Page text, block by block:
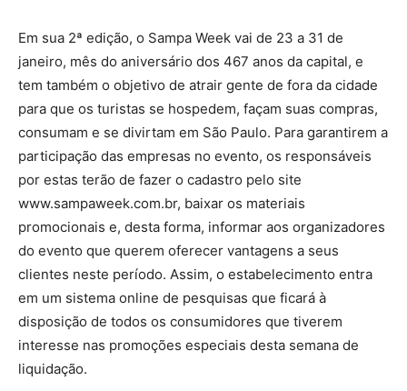
Em sua 2ª edição, o Sampa Week vai de 23 a 31 de
janeiro, mês do aniversário dos 467 anos da capital, e
tem também o objetivo de atrair gente de fora da cidade
para que os turistas se hospedem, façam suas compras,
consumam e se divirtam em São Paulo. Para garantirem a
participação das empresas no evento, os responsáveis
por estas terão de fazer o cadastro pelo site
www.sampaweek.com.br, baixar os materiais
promocionais e, desta forma, informar aos organizadores
do evento que querem oferecer vantagens a seus
clientes neste período. Assim, o estabelecimento entra
em um sistema online de pesquisas que ficará à
disposição de todos os consumidores que tiverem
interesse nas promoções especiais desta semana de
liquidação.